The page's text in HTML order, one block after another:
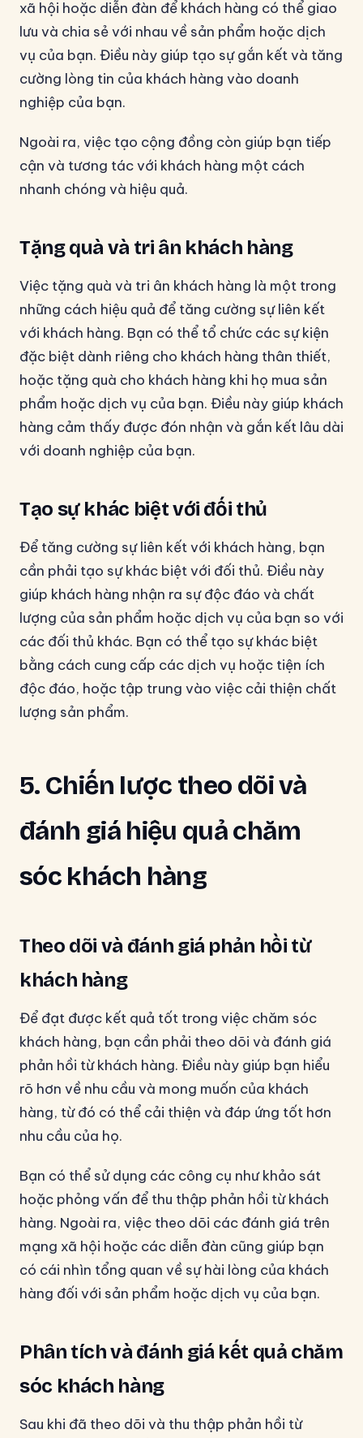
xã hội hoặc diễn đàn để khách hàng có thể giao
lưu và chia sẻ với nhau về sản phẩm hoặc dịch
vụ của bạn. Điều này giúp tạo sự gắn kết và tăng
cường lòng tin của khách hàng vào doanh
nghiệp của bạn.
Ngoài ra, việc tạo cộng đồng còn giúp bạn tiếp
cận và tương tác với khách hàng một cách
nhanh chóng và hiệu quả.
Tặng quà và tri ân khách hàng
Việc tặng quà và tri ân khách hàng là một trong
những cách hiệu quả để tăng cường sự liên kết
với khách hàng. Bạn có thể tổ chức các sự kiện
đặc biệt dành riêng cho khách hàng thân thiết,
hoặc tặng quà cho khách hàng khi họ mua sản
phẩm hoặc dịch vụ của bạn. Điều này giúp khách
hàng cảm thấy được đón nhận và gắn kết lâu dài
với doanh nghiệp của bạn.
Tạo sự khác biệt với đối thủ
Để tăng cường sự liên kết với khách hàng, bạn
cần phải tạo sự khác biệt với đối thủ. Điều này
giúp khách hàng nhận ra sự độc đáo và chất
lượng của sản phẩm hoặc dịch vụ của bạn so với
các đối thủ khác. Bạn có thể tạo sự khác biệt
bằng cách cung cấp các dịch vụ hoặc tiện ích
độc đáo, hoặc tập trung vào việc cải thiện chất
lượng sản phẩm.
5. Chiến lược theo dõi và
đánh giá hiệu quả chăm
sóc khách hàng
Theo dõi và đánh giá phản hồi từ
khách hàng
Để đạt được kết quả tốt trong việc chăm sóc
khách hàng, bạn cần phải theo dõi và đánh giá
phản hồi từ khách hàng. Điều này giúp bạn hiểu
rõ hơn về nhu cầu và mong muốn của khách
hàng, từ đó có thể cải thiện và đáp ứng tốt hơn
nhu cầu của họ.
Bạn có thể sử dụng các công cụ như khảo sát
hoặc phỏng vấn để thu thập phản hồi từ khách
hàng. Ngoài ra, việc theo dõi các đánh giá trên
mạng xã hội hoặc các diễn đàn cũng giúp bạn
có cái nhìn tổng quan về sự hài lòng của khách
hàng đối với sản phẩm hoặc dịch vụ của bạn.
Phân tích và đánh giá kết quả chăm
sóc khách hàng
Sau khi đã theo dõi và thu thập phản hồi từ